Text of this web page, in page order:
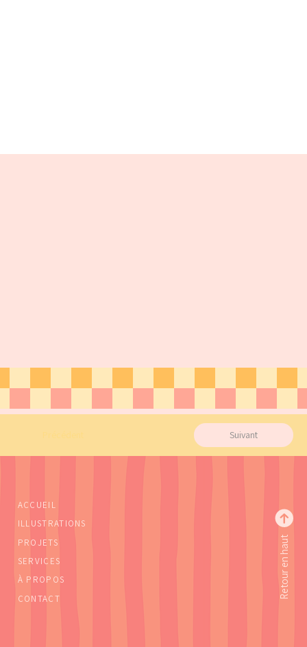
Suivant
ACCUEIL
ILLUSTRATIONS
PROJETS
SERVICES
À PROPOS
CONTACT
Retour en haut